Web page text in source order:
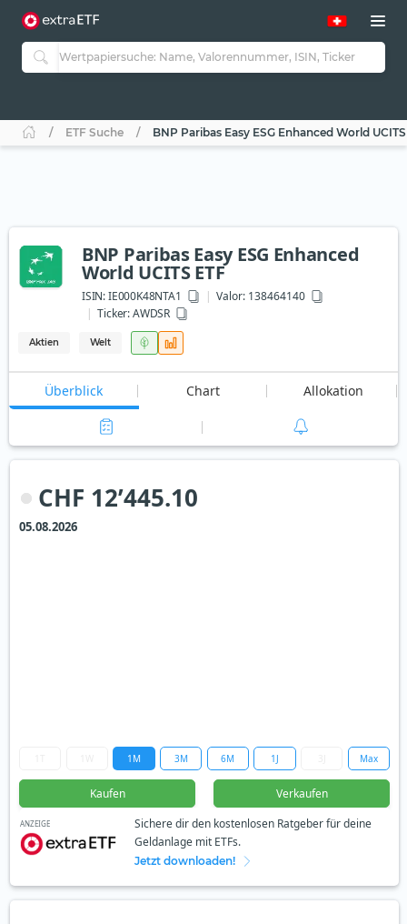
ETF Suche BNP Paribas Easy ESG Enhanced World UCITS
BNP Paribas Easy ESG Enhanced
World UCITS ETF
ISIN:IE000K48NTA1
Valor: 138464140
Ticker:AWDSR
Aktien Welt
Überblick Chart Allokation
CHF 12’445.10
05.08.2026
1M 3M 6M 1J Max
Kaufen Verkaufen
ANZEIGE
Sichere dir den kostenlosen Ratgeber für deine
Geldanlage mit ETFs.
Jetzt downloaden!